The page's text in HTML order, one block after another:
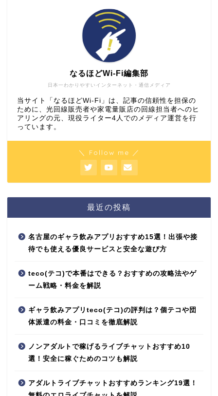
日本一わかりやすいインターネット・通信メディア
なるほどWi-Fi編集部
当サイト「なるほどWi-Fi」は、記事の信頼性を担保の
ために、光回線販売者や家電量販店の回線担当者へのヒ
アリングの元、現役ライター4人でのメディア運営を行
っています。
＼ Follow me ／
最近の投稿
名古屋のギャラ飲みアプリおすすめ15選！出張や接
待でも使える優良サービスと安全な遊び方
teco(テコ)で本番はできる？おすすめの攻略法やゲ
ーム戦略・料金を解説
ギャラ飲みアプリteco(テコ)の評判は？個テコや団
体派遣の料金・口コミを徹底解説
ノンアダルトで稼げるライブチャットおすすめ10
選！安全に稼ぐためのコツも解説
アダルトライブチャットおすすめランキング19選！